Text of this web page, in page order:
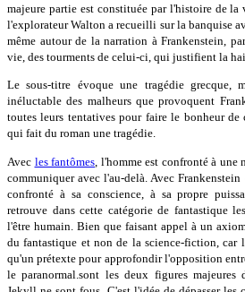
majeure partie est constituée par l'histoire de
l'explorateur Walton a recueilli sur la banquise
même autour de la narration à Frankenstein,
vie, des tourments de celui-ci, qui justifient la
Le sous-titre évoque une tragédie grecque,
inéluctable des malheurs que provoquent
toutes leurs tentatives pour faire le bonheur
qui fait du roman une tragédie.
Avec les fantômes , l'homme est confronté à
communiquer avec l'au-delà. Avec Frankenstein
confronté à sa conscience, à sa propre
retrouve dans cette catégorie de fantastique
l'être humain. Bien que faisant appel à un
du fantastique et non de la science-fiction, car
qu'un prétexte pour approfondir l'opposition
le paranormal.sont les deux figures